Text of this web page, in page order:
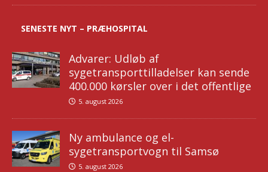
SENESTE NYT – PRÆHOSPITAL
Advarer: Udløb af
sygetransporttilladelser kan sende
400.000 kørsler over i det offentlige
5. august 2026
Ny ambulance og el-
sygetransportvogn til Samsø
5. august 2026